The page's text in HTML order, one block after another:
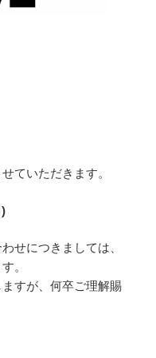
ていただきます。
せにつきましては、
。
すが、何卒ご理解賜